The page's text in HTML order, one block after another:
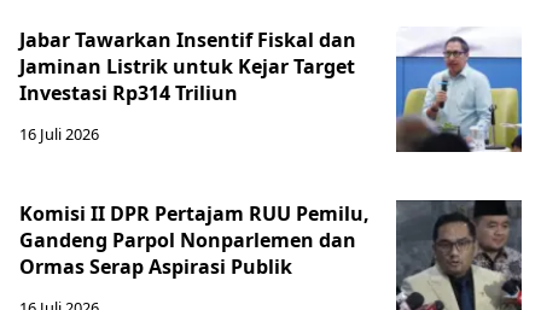
Jabar Tawarkan Insentif Fiskal dan
Jaminan Listrik untuk Kejar Target
Investasi Rp314 Triliun
16 Juli 2026
Komisi II DPR Pertajam RUU Pemilu,
Gandeng Parpol Nonparlemen dan
Ormas Serap Aspirasi Publik